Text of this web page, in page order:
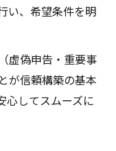
と正しい対処
引へと導く理
仲介の流れ
ばしの意味と
い、希望条件を明
虚偽申告・重要事
が信頼構築の基本
心してスムーズに